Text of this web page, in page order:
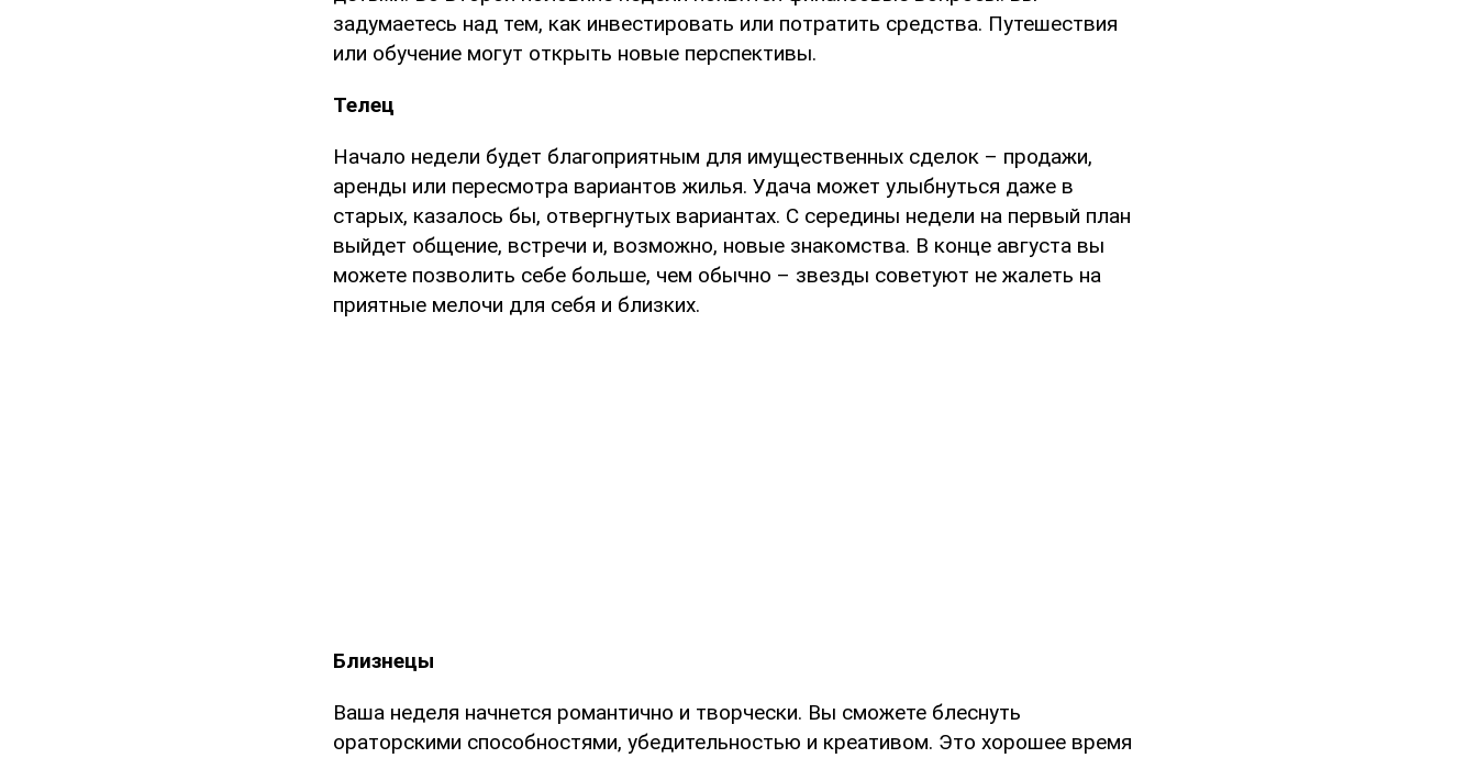
задумаетесь над тем, как инвестировать или потратить средства. Путешествия
или обучение могут открыть новые перспективы.
Телец
Начало недели будет благоприятным для имущественных сделок – продажи,
аренды или пересмотра вариантов жилья. Удача может улыбнуться даже в
старых, казалось бы, отвергнутых вариантах. С середины недели на первый план
выйдет общение, встречи и, возможно, новые знакомства. В конце августа вы
можете позволить себе больше, чем обычно – звезды советуют не жалеть на
приятные мелочи для себя и близких.
Близнецы
Ваша неделя начнется романтично и творчески. Вы сможете блеснуть
ораторскими способностями, убедительностью и креативом. Это хорошее время